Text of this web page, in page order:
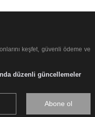
keşfet, güvenli ödeme ve
düzenli güncellemeler
Abone ol